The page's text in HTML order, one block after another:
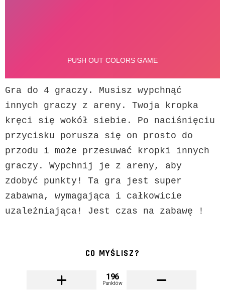
Gra do 4 graczy. Musisz wypchnąć
innych graczy z areny. Twoja kropka
kręci się wokół siebie. Po naciśnięciu
przycisku porusza się on prosto do
przodu i może przesuwać kropki innych
graczy. Wypchnij je z areny, aby
zdobyć punkty! Ta gra jest super
zabawna, wymagająca i całkowicie
uzależniająca! Jest czas na zabawę !
CO MYŚLISZ?
196
Punktów